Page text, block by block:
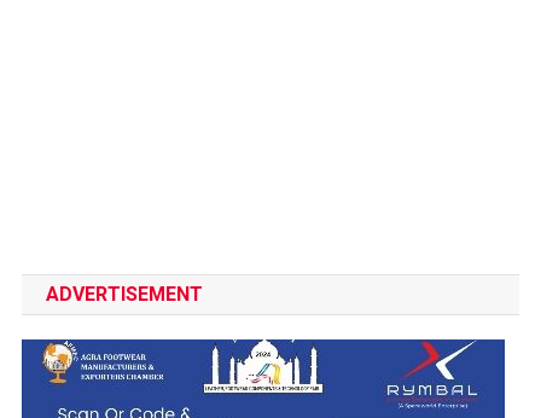
ADVERTISEMENT